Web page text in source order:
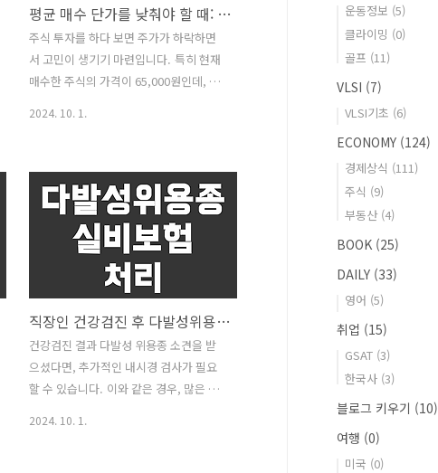
예시를 바탕으로 계산해보겠습니다. 1.기
준 날짜: 9월 26일2.영업일 계산: • 9월
26일: 화요일 (영업일) • 9월 27일: 수요
일 (영업일) • 9월 28일: 목요일 (영업
평균 매수 단가를 낮춰야 할 때: 전략과 고려사항
주식 투자를 하다 보면 주가가 하락하면
서 고민이 생기기 마련입니다. 특히 현재
매수한 주식의 가격이 65,000원인데, 앞
글에서는 평균 매수 단가를 낮추는 것이
무엇인지, 어떤 경우에 이 전략이 효과적
인지 알아보겠습니다. 💡 평균 매수 단가
란? 평균 매수 단가는 투자자가 보유한 특
정 주식의 평균 구매 가격을 의미합니
다. 이는 주식을 몇 번에 나누어 구매할 때
총 구매 비용을 총 구매 주식 수로 나눈 값
입니다. 예를 들어, 주식을 두 번에 걸쳐
각각 10,000원과 20,000원에 동일한 수
량만큼 구매했다면 평균 매수 단가는
15,000원이 됩니다. 이 전략은 주가가 일
2024. 10. 1.
직장인 건강검진 후 다발성위용종 소견, 실비보험 처리 방법
건강검진 결과 다발성 위용종 소견을 받
으셨다면, 추가적인 내시경 검사가 필요
할 수 있습니다. 이와 같은 경우, 많은 분
2024. 10. 1.
운동정보 (5)
클라이밍 (0)
골프 (11)
VLSI (7)
VLSI기초 (6)
ECONOMY (124)
경제상식 (111)
주식 (9)
부동산 (4)
BOOK (25)
DAILY (33)
영어 (5)
취업 (15)
GSAT (3)
한국사 (3)
블로그 키우기 (10)
여행 (0)
미국 (0)